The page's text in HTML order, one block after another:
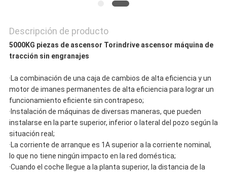
Descripción de producto
5000KG piezas de ascensor Torindrive ascensor máquina de
tracción sin engranajes
·La combinación de una caja de cambios de alta eficiencia y un
motor de imanes permanentes de alta eficiencia para lograr un
funcionamiento eficiente sin contrapeso;
·Instalación de máquinas de diversas maneras, que pueden
instalarse en la parte superior, inferior o lateral del pozo según la
situación real;
·La corriente de arranque es 1A superior a la corriente nominal,
lo que no tiene ningún impacto en la red doméstica;
·Cuando el coche llegue a la planta superior, la distancia de la